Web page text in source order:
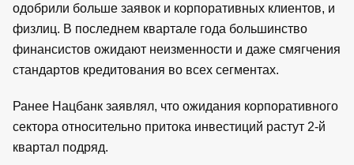
одобрили больше заявок и корпоративных клиентов, и
физлиц. В последнем квартале года большинство
финансистов ожидают неизменности и даже смягчения
стандартов кредитования во всех сегментах.
Ранее Нацбанк заявлял, что ожидания корпоративного
сектора относительно притока инвестиций растут 2-й
квартал подряд.